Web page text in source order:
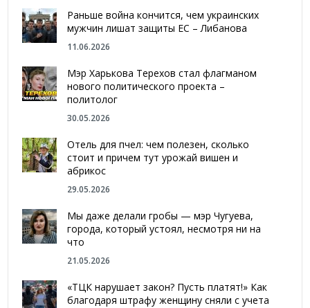
Раньше война кончится, чем украинских
мужчин лишат защиты ЕС – Либанова
11.06.2026
Мэр Харькова Терехов стал флагманом
нового политического проекта –
политолог
30.05.2026
Отель для пчел: чем полезен, сколько
стоит и причем тут урожай вишен и
абрикос
29.05.2026
Мы даже делали гробы — мэр Чугуева,
города, который устоял, несмотря ни на
что
21.05.2026
«ТЦК нарушает закон? Пусть платят!» Как
благодаря штрафу женщину сняли с учета